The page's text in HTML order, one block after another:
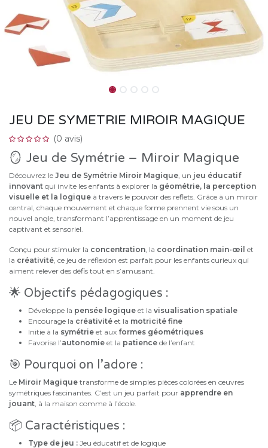
JEU DE SYMETRIE MIROIR MAGIQUE
(0 avis)
🪞 Jeu de Symétrie – Miroir Magique
Découvrez le Jeu de Symétrie Miroir Magique, un jeu éducatif
innovant qui invite les enfants à explorer la géométrie, la perception
visuelle et la logique à travers le pouvoir des reflets. Grâce à un miroir
central, chaque mouvement et chaque forme prennent vie sous un
nouvel angle, transformant l’apprentissage en un moment de jeu
captivant et sensoriel.
Conçu pour stimuler la concentration, la coordination main-œil et
la créativité, ce jeu de réflexion est parfait pour les enfants curieux qui
aiment relever des défis tout en s’amusant.
🌟 Objectifs pédagogiques :
Développe la pensée logique et la visualisation spatiale
Encourage la créativité et la motricité fine
Initie à la symétrie et aux formes géométriques
Favorise l’autonomie et la patience de l’enfant
🎯 Pourquoi on l’adore :
Le Miroir Magique transforme de simples pièces colorées en œuvres
symétriques fascinantes. C’est un jeu parfait pour apprendre en
jouant, à la maison comme à l’école.
📦 Caractéristiques :
Type de jeu : Jeu éducatif et de logique